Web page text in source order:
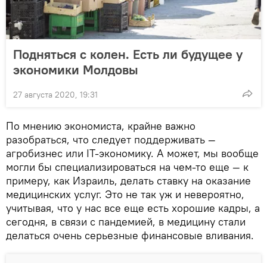
Подняться с колен. Есть ли будущее у
экономики Молдовы
27 августа 2020, 19:31
По мнению экономиста, крайне важно
разобраться, что следует поддерживать —
агробизнес или IT-экономику. А может, мы вообще
могли бы специализироваться на чем-то еще — к
примеру, как Израиль, делать ставку на оказание
медицинских услуг. Это не так уж и невероятно,
учитывая, что у нас все еще есть хорошие кадры, а
сегодня, в связи с пандемией, в медицину стали
делаться очень серьезные финансовые вливания.